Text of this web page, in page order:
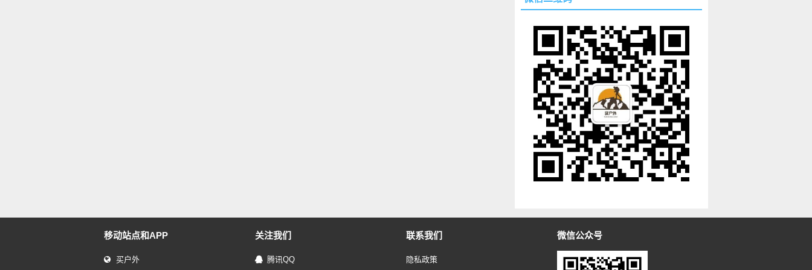
移动站点和APP
买户外
关注我们
腾讯QQ
联系我们
隐私政策
微信公众号